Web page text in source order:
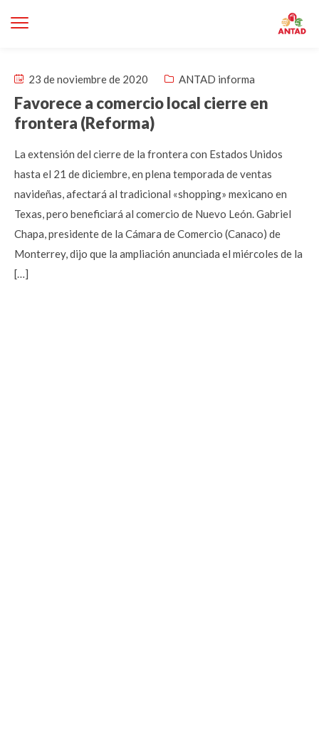
23 de noviembre de 2020 ANTAD informa
Favorece a comercio local cierre en
frontera (Reforma)
La extensión del cierre de la frontera con Estados Unidos
hasta el 21 de diciembre, en plena temporada de ventas
navideñas, afectará al tradicional «shopping» mexicano en
Texas, pero beneficiará al comercio de Nuevo León. Gabriel
Chapa, presidente de la Cámara de Comercio (Canaco) de
Monterrey, dijo que la ampliación anunciada el miércoles de la
[…]